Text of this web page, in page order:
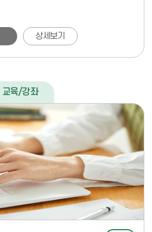
상세보기
교육/강좌